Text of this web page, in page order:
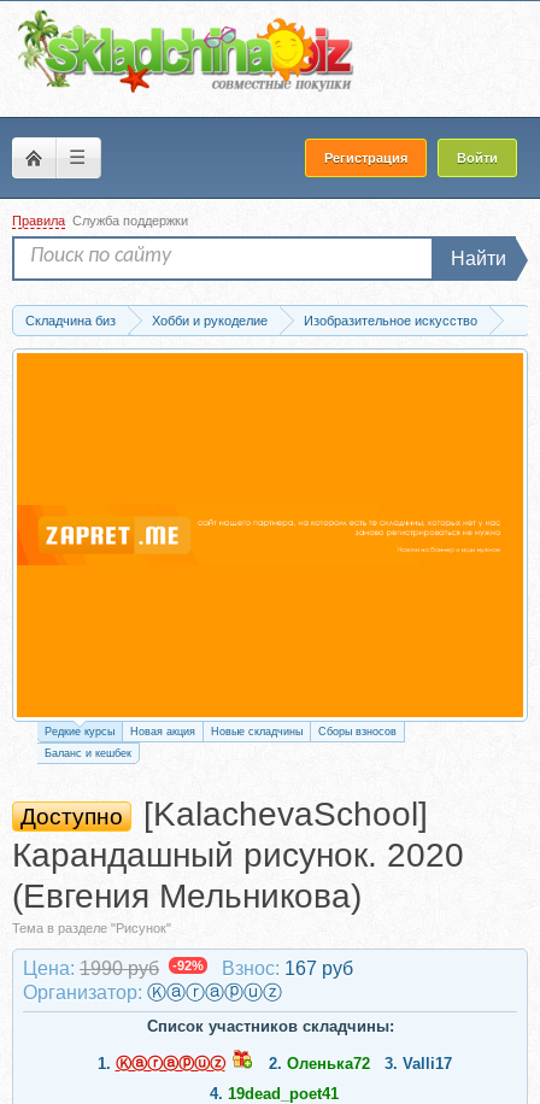
☰ Регистрация Войти
Правила Служба поддержки
Найти
Складчина биз Хобби и рукоделие
Изобразительное искусство
Рисунок
Скачать [KalachevaSchool] Карандашный рисунок. 2020 (Евгения
Редкие курсы Новая акция Новые складчины
Сборы взносов
Баланс и кешбек
Доступно
[KalachevaSchool]
Карандашный рисунок. 2020
(Евгения Мельникова)
Тема в разделе "Рисунок"
Цена: 1990 руб -92% Взнос: 167 руб
Организатор: Ⓚⓐⓡⓐⓟⓤⓩ
Список участников складчины:
1. Ⓚⓐⓡⓐⓟⓤⓩ 2. Оленька72 3. Valli17
4. 19dead_poet41